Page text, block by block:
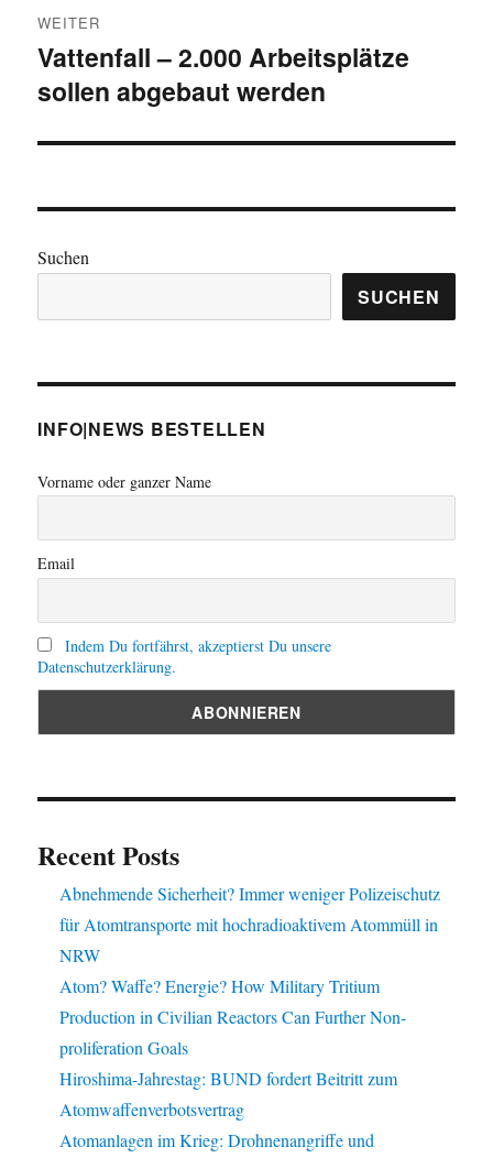
WEITER
Nächster
Beitrag:
Vattenfall – 2.000 Arbeitsplätze
sollen abgebaut werden
Suchen
SUCHEN
INFO|NEWS BESTELLEN
Vorname oder ganzer Name
Email
Indem Du fortfährst, akzeptierst Du unsere
Datenschutzerklärung.
Recent Posts
Abnehmende Sicherheit? Immer weniger Polizeischutz
für Atomtransporte mit hochradioaktivem Atommüll in
NRW
Atom? Waffe? Energie? How Military Tritium
Production in Civilian Reactors Can Further Non-
proliferation Goals
Hiroshima-Jahrestag: BUND fordert Beitritt zum
Atomwaffenverbotsvertrag
Atomanlagen im Krieg: Drohnenangriffe und